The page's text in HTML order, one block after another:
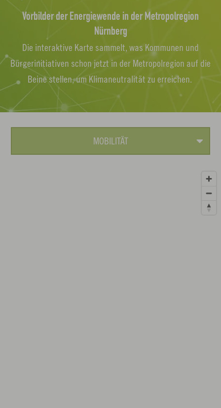
Vorbilder der Energiewende in der Metropolregion
Nürnberg
Die interaktive Karte sammelt, was Kommunen und
Bürgerinitiativen schon jetzt in der Metropolregion auf die
Beine stellen, um Klimaneutralität zu erreichen.
MOBILITÄT